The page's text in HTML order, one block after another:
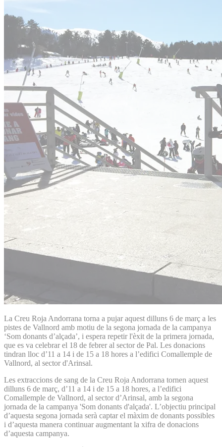
La Creu Roja Andorrana torna a pujar aquest dilluns 6 de març a les
pistes de Vallnord amb motiu de la segona jornada de la campanya
‘Som donants d’alçada’, i espera repetir l'èxit de la primera jornada,
que es va celebrar el 18 de febrer al sector de Pal. Les donacions
tindran lloc d’11 a 14 i de 15 a 18 hores a l’edifici Comallemple de
Vallnord, al sector d'Arinsal.
Les extraccions de sang de la Creu Roja Andorrana tornen aquest
dilluns 6 de març, d’11 a 14 i de 15 a 18 hores, a l’edifici
Comallemple de Vallnord, al sector d’Arinsal, amb la segona
jornada de la campanya 'Som donants d'alçada'. L’objectiu principal
d’aquesta segona jornada serà captar el màxim de donants possibles
i d’aquesta manera continuar augmentant la xifra de donacions
d’aquesta campanya.